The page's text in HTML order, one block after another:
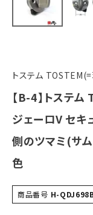
トステム
【B-4】トステ
ジェーロV セキ
側のツマミ(サ
色
商品番号 H-